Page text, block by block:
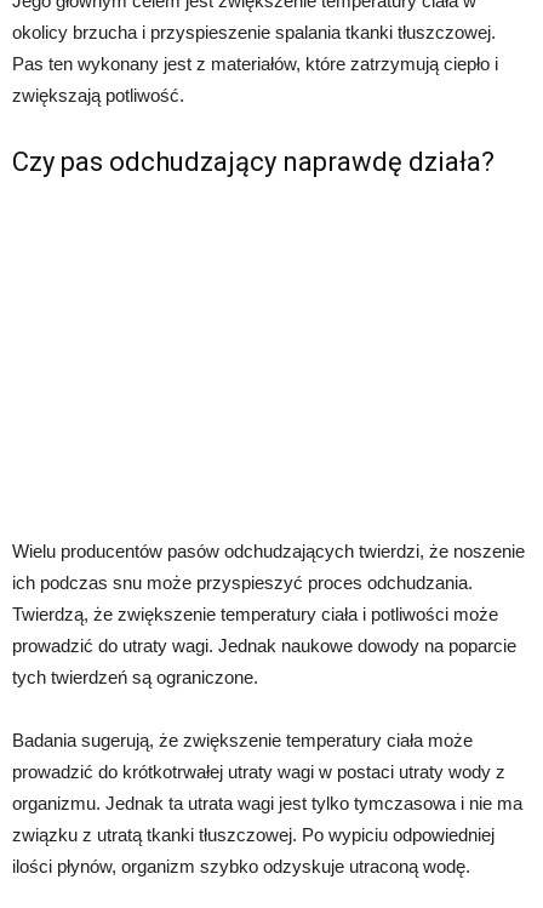
okolicy brzucha i przyspieszenie spalania tkanki tłuszczowej.
Pas ten wykonany jest z materiałów, które zatrzymują ciepło i
zwiększają potliwość.
Czy pas odchudzający naprawdę działa?
Wielu producentów pasów odchudzających twierdzi, że noszenie
ich podczas snu może przyspieszyć proces odchudzania.
Twierdzą, że zwiększenie temperatury ciała i potliwości może
prowadzić do utraty wagi. Jednak naukowe dowody na poparcie
tych twierdzeń są ograniczone.
Badania sugerują, że zwiększenie temperatury ciała może
prowadzić do krótkotrwałej utraty wagi w postaci utraty wody z
organizmu. Jednak ta utrata wagi jest tylko tymczasowa i nie ma
związku z utratą tkanki tłuszczowej. Po wypiciu odpowiedniej
ilości płynów, organizm szybko odzyskuje utraconą wodę.